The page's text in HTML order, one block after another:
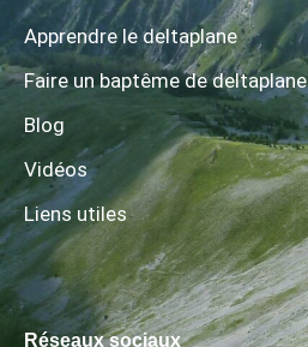
Apprendre le deltaplane
Faire un baptême de deltaplane
Blog
Vidéos
Liens utiles
Réseaux sociaux